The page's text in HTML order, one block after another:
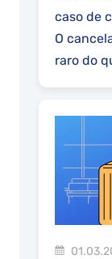
caso de
O
raro do